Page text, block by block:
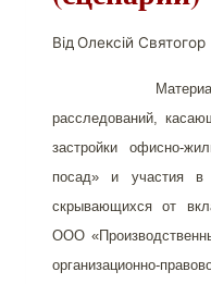
Від Олексій Святогор
расследований,
застройки офисно-
посад» и участия
скрывающихся от
ООО
организационно-